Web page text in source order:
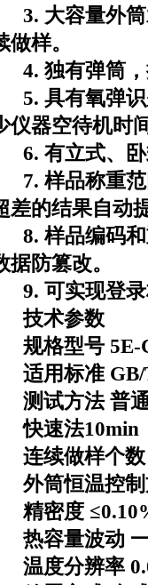
3. 大容量外
做样。
4. 独有弹筒
5. 具有氧弹
仪器空待机时
6. 有立式、
7. 样品称重
差的结果自动
8. 样品编码
据防篡改。
9. 可实现登
技术参数
规格型号 5E-
适用标准
测试方法 普
快速法10min
连续做样个
外筒恒温控
精密度 ≤
热容量波动
温度分辨率